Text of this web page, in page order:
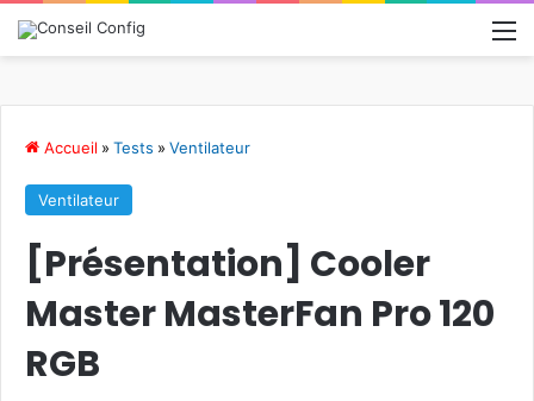
Accueil » Tests » Ventilateur
Ventilateur
[Présentation] Cooler
Master MasterFan Pro 120
RGB